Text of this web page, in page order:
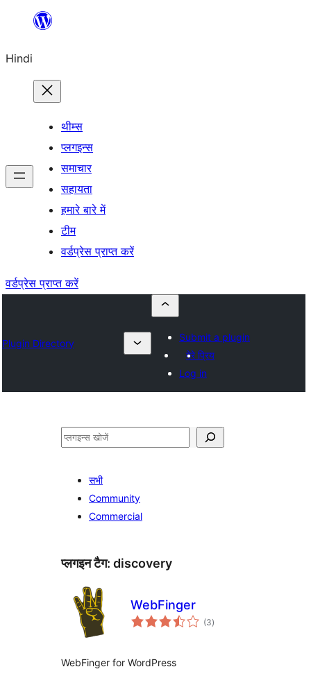
सामग्री
जाएं
Hindi
थीम्स
प्लगइन्स
समाचार
सहायता
हमारे बारे में
टीम
वर्डप्रेस प्राप्त करें
वर्डप्रेस प्राप्त करें
Plugin Directory
Submit a plugin
मेरे प्रिय
Log in
खोजें
सभी
Community
Commercial
प्लगइन टैग: discovery
WebFinger
(3कुल
दर)
WebFinger for WordPress